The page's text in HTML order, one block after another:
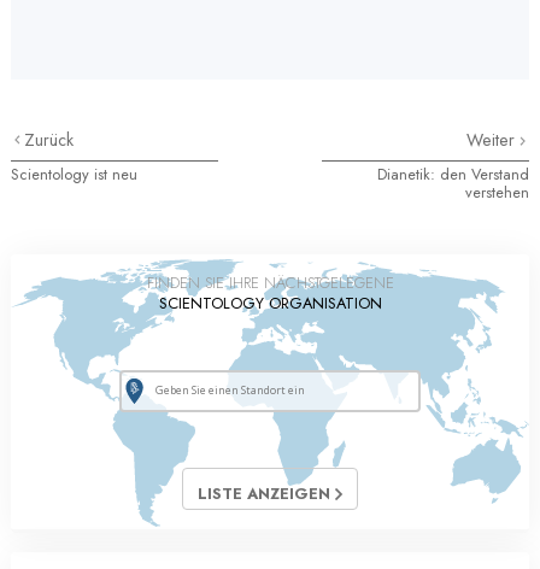
Zurück
Scientology ist neu
Weiter
Dianetik: den Verstand
verstehen
FINDEN SIE IHRE NÄCHSTGELEGENE
SCIENTOLOGY ORGANISATION
LISTE ANZEIGEN